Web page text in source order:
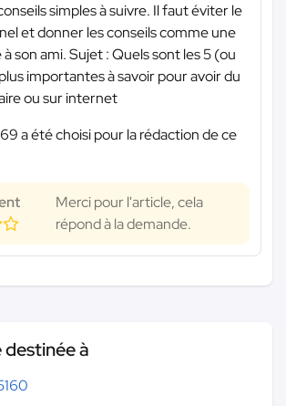
simples à suivre. Il faut éviter le
et donner les conseils comme une
son ami. Sujet : Quels sont les 5 (ou
importantes à savoir pour avoir du
ou sur internet
a été choisi pour la rédaction de ce
Merci pour l'article, cela
répond à la demande.
à